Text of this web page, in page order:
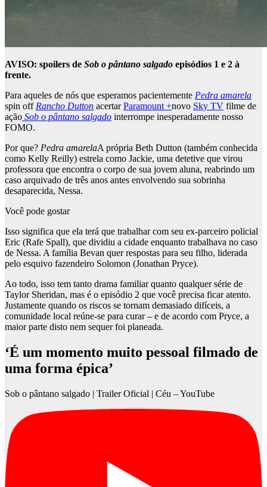
AVISO: spoilers de Sob o pântano salgado episódios 1 e 2 à
frente.
Para aqueles de nós que esperamos pacientemente Pedra amarela
spin offRancho Dutton acertarParamount +novo Sky TV filme de
ação Sob o pântano salgado interrompe inesperadamente nosso
FOMO.
Por que? Pedra amarelaA própria Beth Dutton (também conhecida
como Kelly Reilly) estrela como Jackie, uma detetive que virou
professora que encontra o corpo de sua jovem aluna, reabrindo um
caso arquivado de três anos antes envolvendo sua sobrinha
desaparecida, Nessa.
Você pode gostar
Isso significa que ela terá que trabalhar com seu ex-parceiro policial
Eric (Rafe Spall), que dividiu a cidade enquanto trabalhava no caso
de Nessa. A família Bevan quer respostas para seu filho, liderada
pelo esquivo fazendeiro Solomon (Jonathan Pryce).
Ao todo, isso tem tanto drama familiar quanto qualquer série de
Taylor Sheridan, mas é o episódio 2 que você precisa ficar atento.
Justamente quando os riscos se tornam demasiado difíceis, a
comunidade local reúne-se para curar – e de acordo com Pryce, a
maior parte disto nem sequer foi planeada.
‘É um momento muito pessoal filmado de
uma forma épica’
Sob o pântano salgado | Trailer Oficial | Céu – YouTube